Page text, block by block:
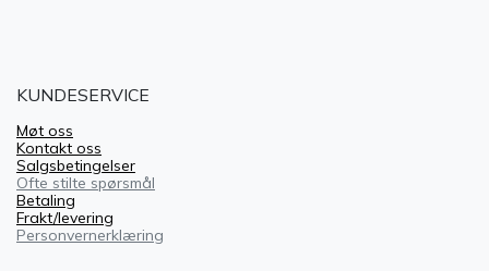
KUNDESERVICE
Møt oss
Kontakt oss
Salgsbetingelser
Ofte stilte spørsmål
Betaling
Frakt/levering
Personvernerklæring